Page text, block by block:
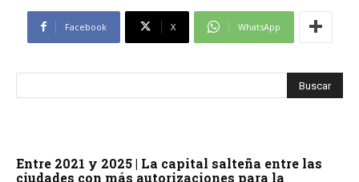
Facebook X WhatsApp
Entre 2021 y 2025 | La capital salteña entre las
ciudades con más autorizaciones para la